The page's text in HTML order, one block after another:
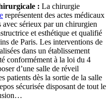
: La chirurgie
représentent des actes médicaux
sérieux par un chirurgien
et esthétique et qualifié
de Paris. Les interventions de
dans un établissement
conformément à la loi du 4
d’une salle de réveil
patients dès la sortie de la salle
sécurisée disposant de tout le